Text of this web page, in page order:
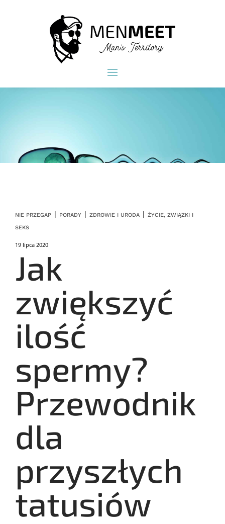
NIE PRZEGAP | PORADY | ZDROWIE I URODA | ŻYCIE, ZWIĄZKI I
SEKS
19 lipca 2020
Jak
zwiększyć
ilość
spermy?
Przewodnik
dla
przyszłych
tatusiów